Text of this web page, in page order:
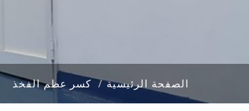
الصفحة الرئيسية كسر عظم الفخذ